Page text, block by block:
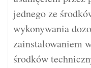
jednego ze
wykonywania
zainstalowaniem
środków